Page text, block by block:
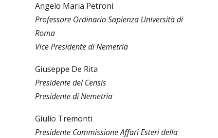
Angelo Maria Petroni
Professore Ordinario Sapienza Università di
Roma
Vice Presidente di Nemetria
Giuseppe De Rita
Presidente del Censis
Presidente di Nemetria
Giulio Tremonti
Presidente Commissione Affari Esteri della